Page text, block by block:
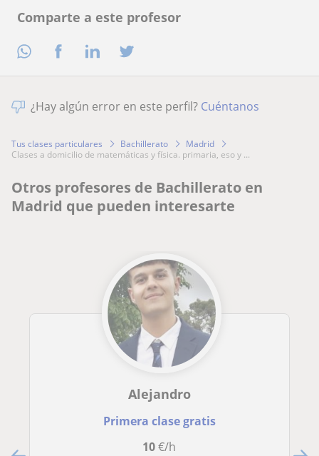
Comparte a este profesor
¿Hay algún error en este perfil? Cuéntanos
Tus clases particulares Bachillerato
Madrid
clases a domicilio de matemáticas y física. primaria, eso y ...
Otros profesores de Bachillerato en
Madrid que pueden interesarte
Alejandro
Primera clase gratis
10€/h